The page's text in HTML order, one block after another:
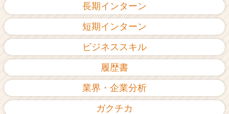
長期インターン
短期インターン
ビジネススキル
履歴書
業界・企業分析
ガクチカ